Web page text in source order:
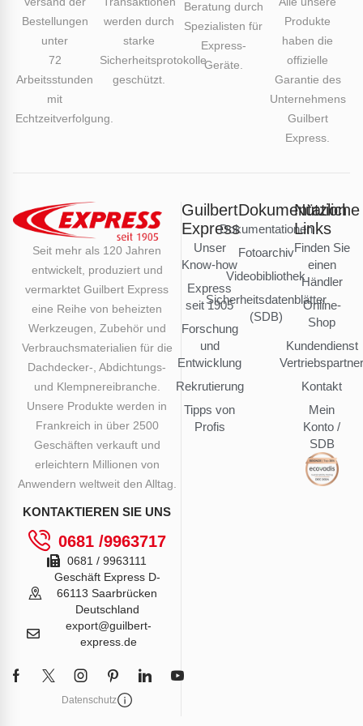
Bestellungen
unter
72
Arbeitsstunden
mit
Echtzeitverfolgung.
werden durch
starke
Sicherheitsprotokolle
geschützt.
Beratung durch
Spezialisten für
Express-
Geräte.
Produkte
haben die
offizielle
Garantie des
Unternehmens
Guilbert
Express.
Seit mehr als 120 Jahren
entwickelt, produziert und
vermarktet Guilbert Express
eine Reihe von beheizten
Werkzeugen, Zubehör und
Verbrauchsmaterialien für die
Dachdecker-, Abdichtungs-
und Klempnereibranche.
Unsere Produkte werden in
Frankreich in über 2500
Geschäften verkauft und
erleichtern Millionen von
Anwendern weltweit den Alltag.
KONTAKTIEREN SIE UNS
0681 /9963717
0681 / 9963111
Geschäft Express D-
66113 Saarbrücken
Deutschland
export@guilbert-
express.de
Datenschutz
Guilbert
Express
Unser
Know-how
Express
seit 1905
Forschung
und
Entwicklung
Rekrutierung
Tipps von
Profis
Dokumentation
Dokumentationen
Fotoarchiv
Videobibliothek
Sicherheitsdatenblätter
(SDB)
Nützliche
Links
Finden Sie
einen
Händler
Online-
Shop
Kundendienst
Kontakt
Mein
Konto /
SDB